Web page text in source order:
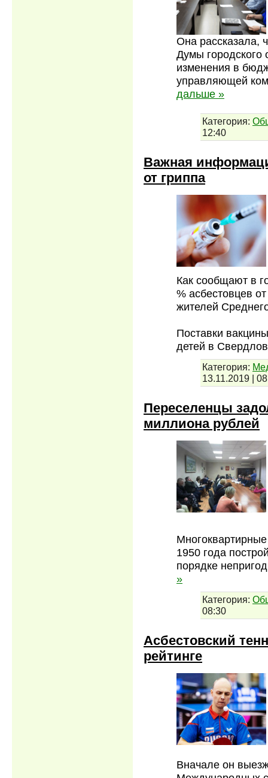
Она рассказала,
Думы городского
изменения в
управляющей
дальше »
Категория:
12:40
Важная
от гриппа
Как сообщают в
% асбестовцев
жителей
Поставки
детей в
Категория:
13.11.2019 |
Переселенцы
миллиона рублей
1950 года
порядке
»
Категория:
08:30
Асбестовский
рейтинге
Вначале он